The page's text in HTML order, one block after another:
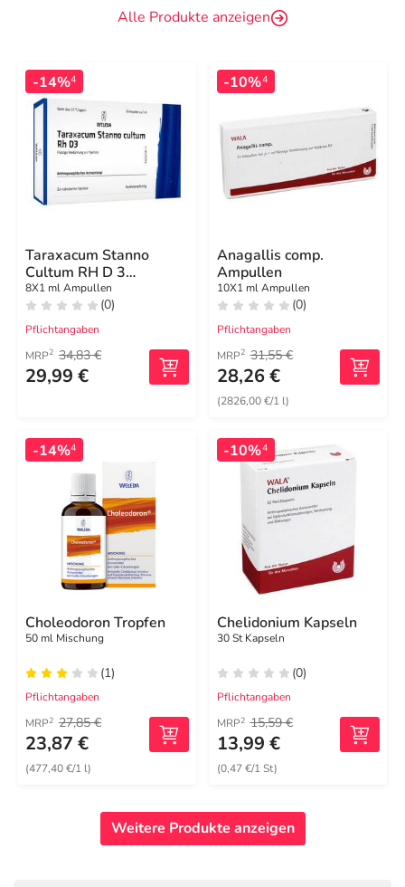
Alle Produkte anzeigen
-14%4
Taraxacum Stanno
Cultum RH D 3
Ampullen
8X1 ml Ampullen
(0)
Pflichtangaben
MRP2 34,83 €
29,99 €
-10%4
Anagallis comp.
Ampullen
10X1 ml Ampullen
(0)
Pflichtangaben
MRP2 31,55 €
28,26 €
(2826,00 €/1 l)
-14%4
Choleodoron Tropfen
50 ml Mischung
(1)
Pflichtangaben
MRP2 27,85 €
23,87 €
(477,40 €/1 l)
-10%4
Chelidonium Kapseln
30 St Kapseln
(0)
Pflichtangaben
MRP2 15,59 €
13,99 €
(0,47 €/1 St)
Weitere Produkte anzeigen